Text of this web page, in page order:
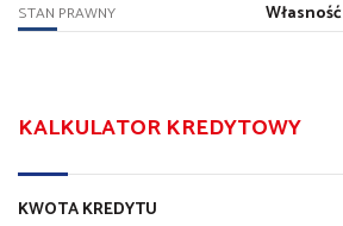
STAN PRAWNY Własność
KALKULATOR KREDYTOWY
KWOTA KREDYTU